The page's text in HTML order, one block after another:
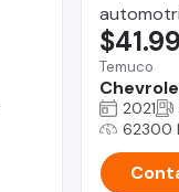
Temuco
2021
62300